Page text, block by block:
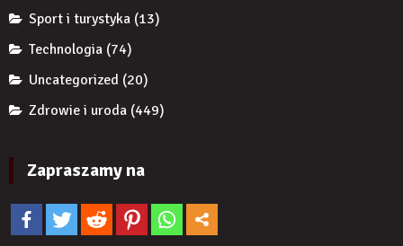
Sport i turystyka (13)
Technologia (74)
Uncategorized (20)
Zdrowie i uroda (449)
Zapraszamy na